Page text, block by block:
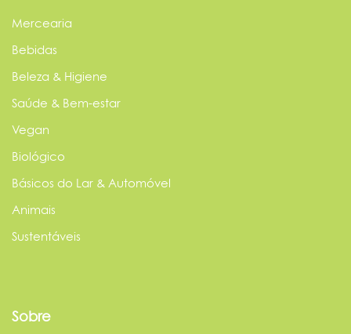
Mercearia
Bebidas
Beleza & Higiene
Saúde & Bem-estar
Vegan
Biológico
Básicos do Lar & Automóvel
Animais
Sustentáveis
Sobre